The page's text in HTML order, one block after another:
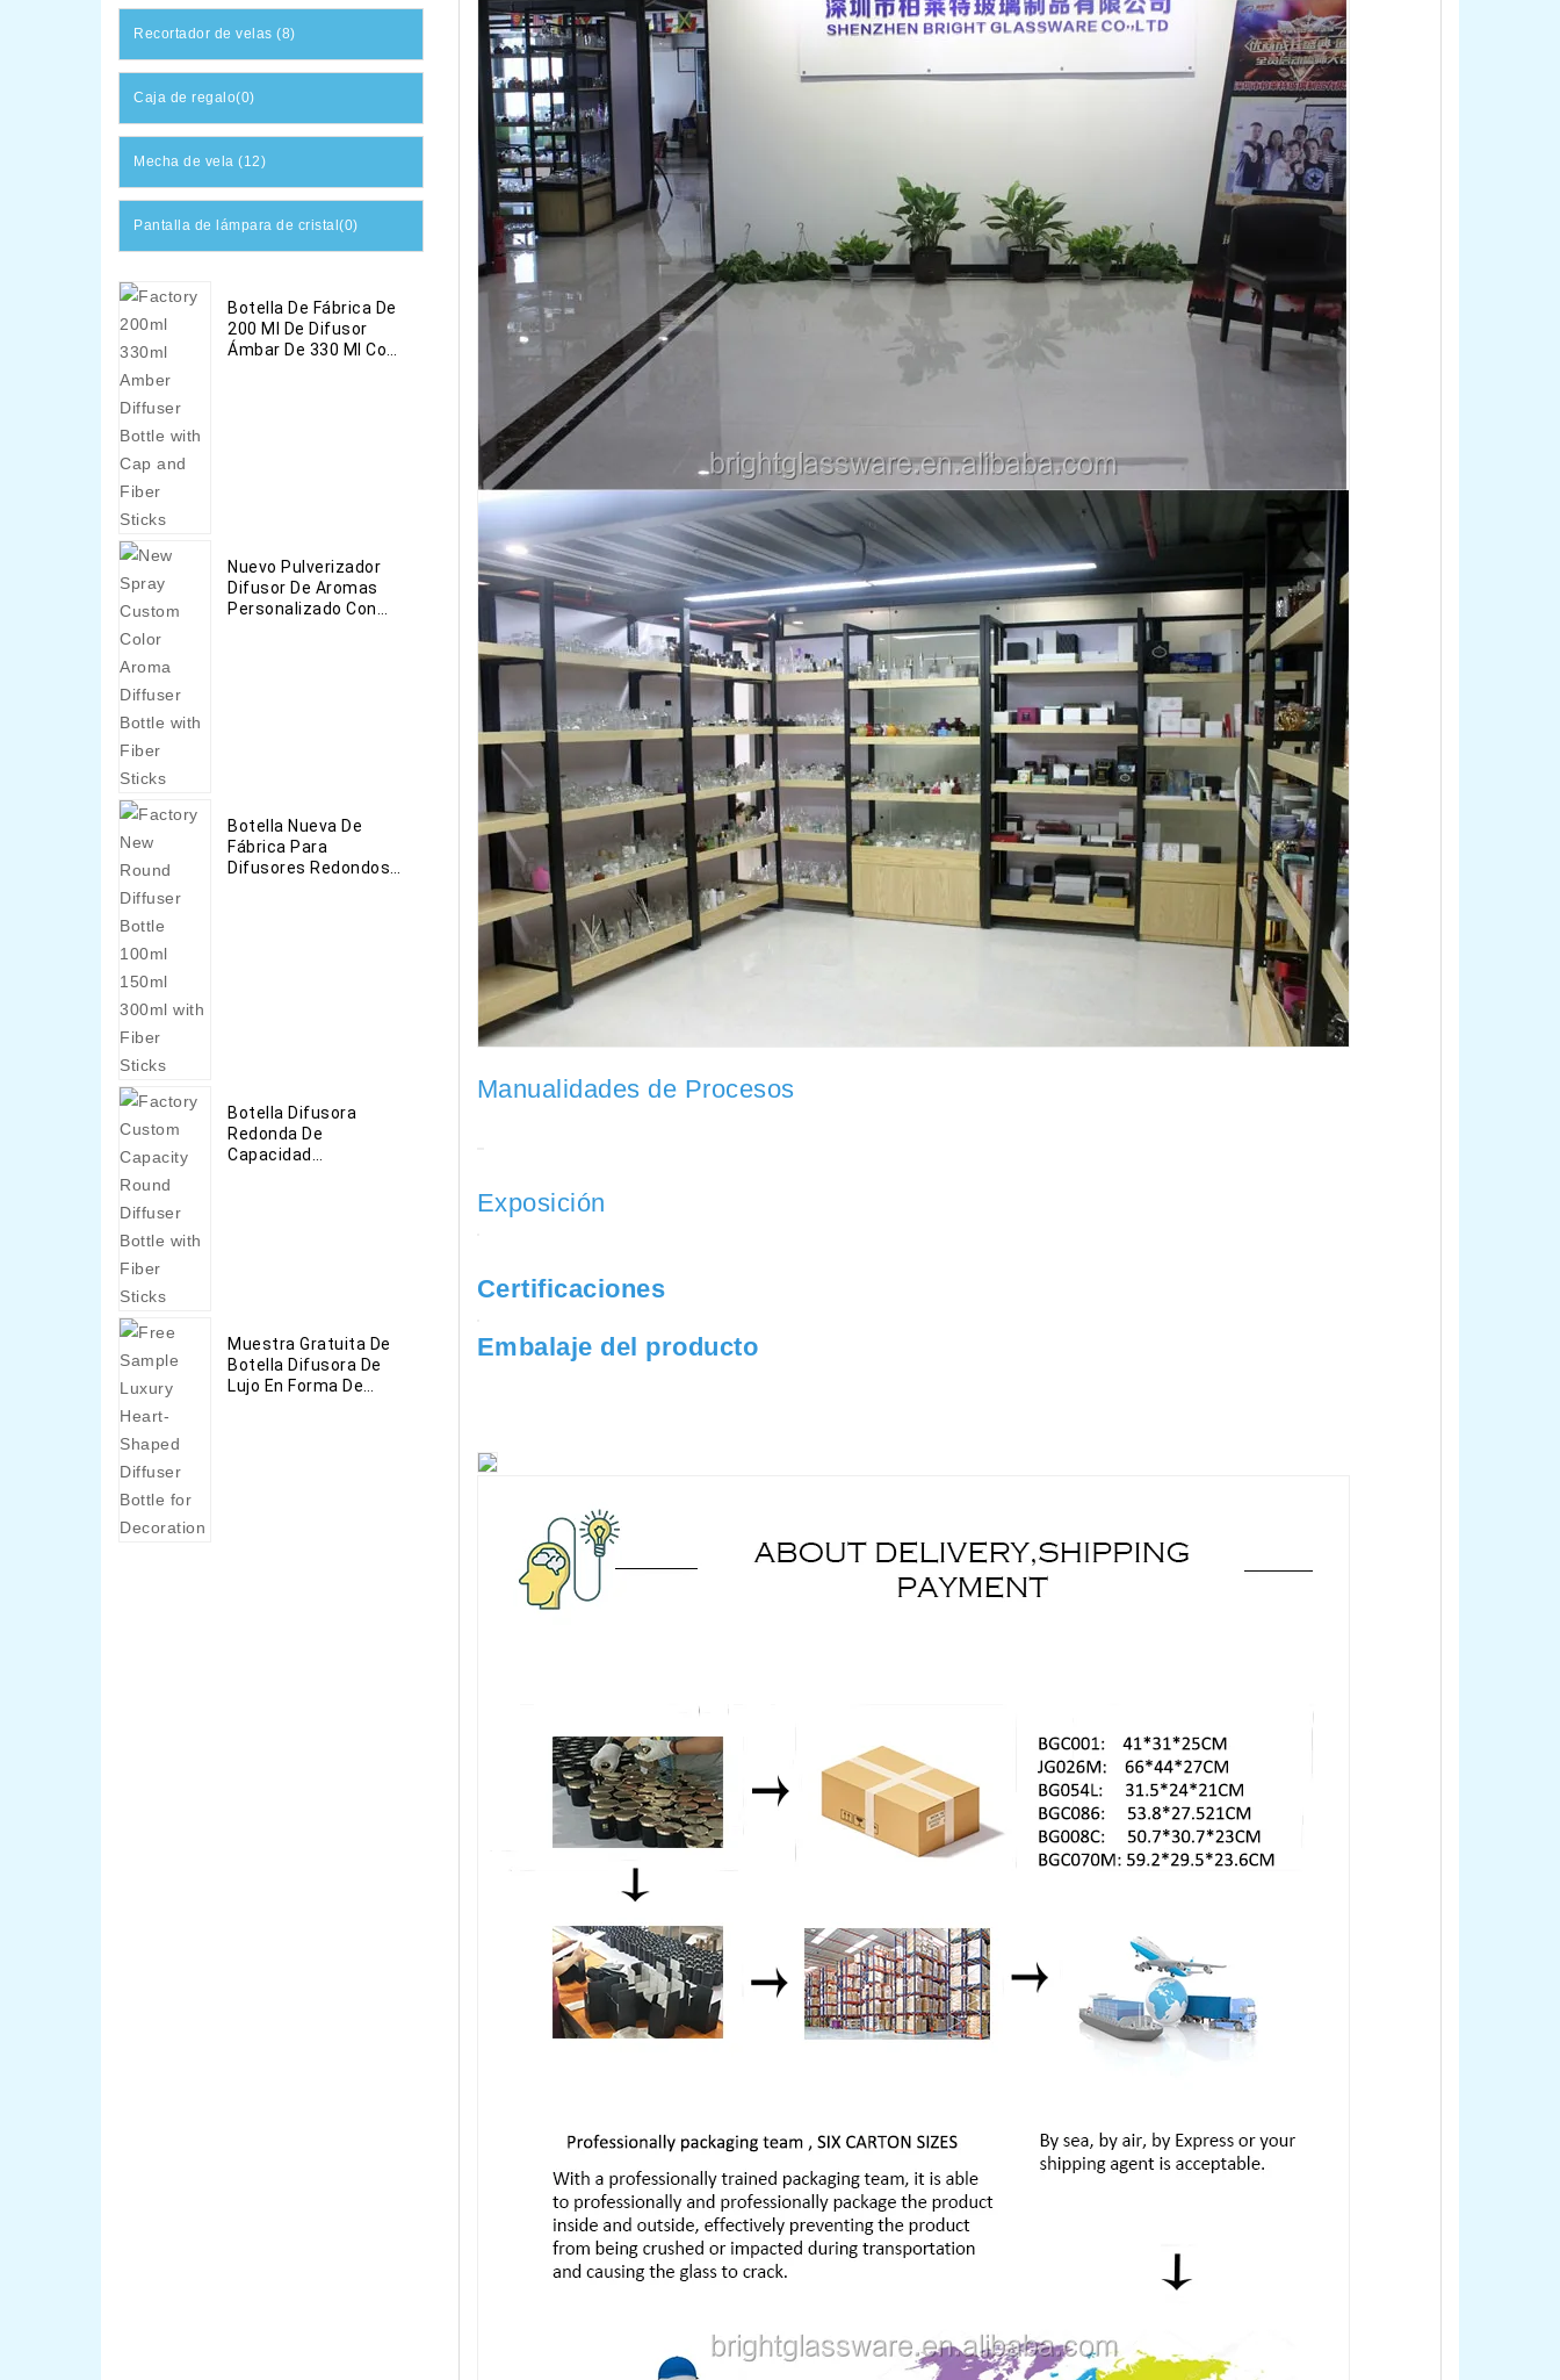
Recortador de velas (8)
Caja de regalo(0)
Mecha de vela (12)
Pantalla de lámpara de cristal(0)
Botella De Fábrica De
200 Ml De Difusor
Ámbar De 330 Ml Con
Nuevo Pulverizador
Difusor De Aromas
Personalizado Con
Botella Nueva De
Fábrica Para
Difusores Redondos
Botella Difusora
Redonda De
Capacidad
Muestra Gratuita De
Botella Difusora De
Lujo En Forma De
Manualidades de Procesos
Exposición
Certificaciones
Embalaje del producto